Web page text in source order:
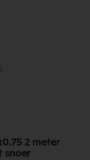
2 meter
snoer